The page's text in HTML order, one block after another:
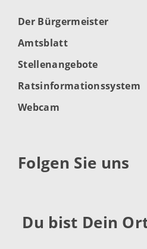
Der Bürgermeister
Amtsblatt
Stellenangebote
Ratsinformationssystem
Webcam
Folgen Sie uns
Du bist Dein